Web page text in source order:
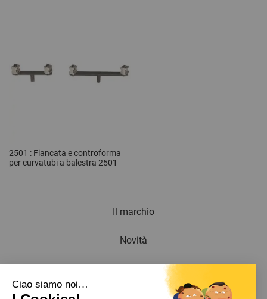
2501 : Fiancata e controforma
per curvatubi a balestra 2501
Il marchio
Novità
Ciao siamo noi…